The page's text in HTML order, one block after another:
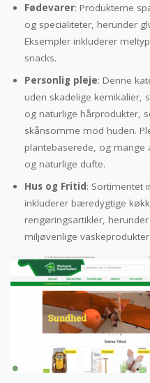
Fødevarer: Produkterne
og specialiteter, herunder
Eksempler inkluderer
snacks.
Personlig pleje: Denne
uden skadelige kemikalier,
og naturlige hårprodukter,
skånsomme mod huden.
plantebaserede, og
og naturlige dufte.
Hus og Fritid: Sortimentet
inkluderer bæredygtige
rengøringsartikler,
miljøvenlige vaskeprodukter.